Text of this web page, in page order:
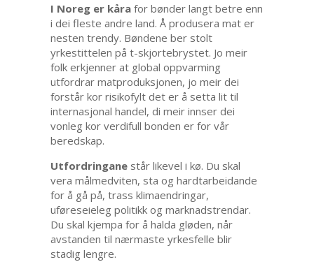
I Noreg er kårafor bønder langt betre enn
i dei fleste andre land. Å produsera mat er
nesten trendy. Bøndene ber stolt
yrkestittelen på t-skjortebrystet. Jo meir
folk erkjenner at global oppvarming
utfordrar matproduksjonen, jo meir dei
forstår kor risikofylt det er å setta lit til
internasjonal handel, di meir innser dei
vonleg kor verdifull bonden er for vår
beredskap.
Utfordringanestår likevel i kø. Du skal
vera målmedviten, sta og hardtarbeidande
for å gå på, trass klimaendringar,
uføreseieleg politikk og marknadstrendar.
Du skal kjempa for å halda gløden, når
avstanden til nærmaste yrkesfelle blir
stadig lengre.